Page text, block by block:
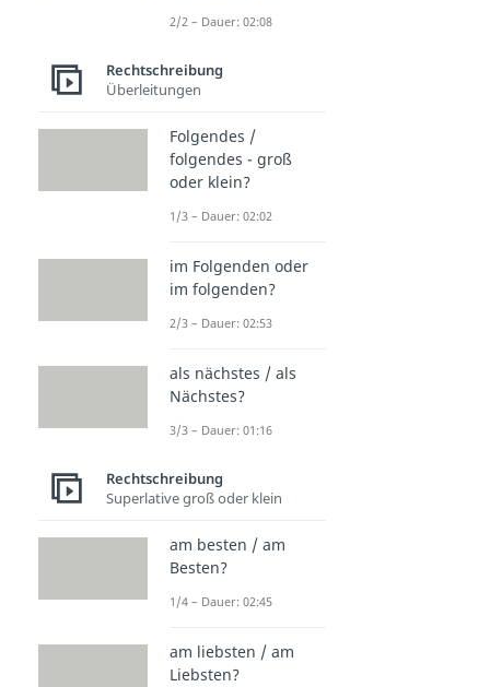
2/2 – Dauer: 02:08
Rechtschreibung
Überleitungen
Folgendes /
folgendes - groß
oder klein?
1/3 – Dauer: 02:02
im Folgenden oder
im folgenden?
2/3 – Dauer: 02:53
als nächstes / als
Nächstes?
3/3 – Dauer: 01:16
Rechtschreibung
Superlative groß oder klein
am besten / am
Besten?
1/4 – Dauer: 02:45
am liebsten / am
Liebsten?